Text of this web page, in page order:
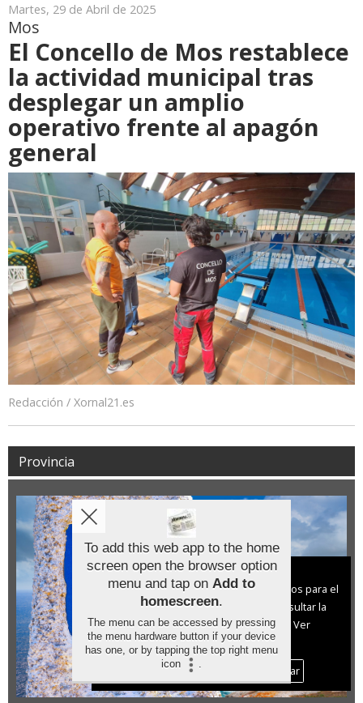
Martes, 29 de Abril de 2025
Mos
El Concello de Mos restablece
la actividad municipal tras
desplegar un amplio
operativo frente al apagón
general
Redacción / Xornal21.es
Provincia
Aviso sobre el Uso de cookies:
Utilizamos cookies nuestras y de terceros para el
funcionamiento del digital. Puedes consultar la
lista de cookies y como desconectarlas.
Ver
nuestra Política de Privacidad y Cookies
Aceptar Cookies
Personalizar
To add this web app to the home
screen open the browser option
menu and tap on Add to
homescreen.
The menu can be accessed by pressing
the menu hardware button if your device
has one, or by tapping the top right menu
icon
.